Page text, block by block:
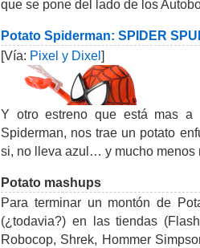
que se pone del lado de los
Potato Spiderman: SPIDER
[Vía: Pixel y Dixel]
Y otro estreno que está mas
Spiderman, nos trae un potato
si, no lleva azul… y mucho menos
Potato mashups
Para terminar un montón de
(¿todavia?) en las tiendas
Robocop, Shrek, Hommer